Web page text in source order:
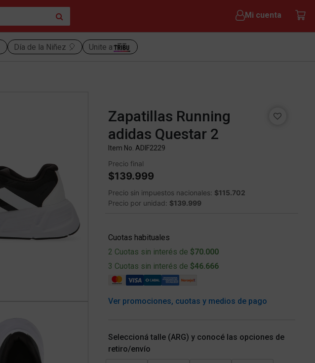
Mi cuenta
Día de la Niñez 🎈 Unite a
Zapatillas Running
adidas Questar 2
Item No. ADIF2229
Precio final
$139.999
Precio sin impuestos nacionales: $115.702
Precio por unidad: $139.999
Cuotas habituales
2 Cuotas sin interés de $70.000
3 Cuotas sin interés de $46.666
Ver promociones, cuotas y medios de pago
Seleccioná talle (ARG) y conocé las opciones de
retiro/envío